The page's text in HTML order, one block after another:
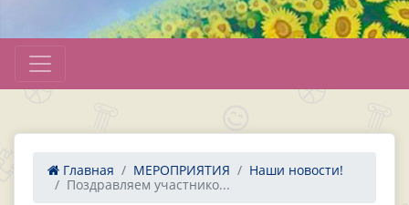
Главная МЕРОПРИЯТИЯ
Наши новости!
Поздравляем участнико...